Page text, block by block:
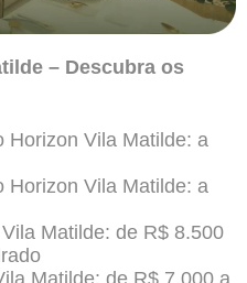
– Descubra os
Horizon Vila Matilde: a
Horizon Vila Matilde: a
Matilde: de R$ 8.500
Matilde: de R$ 7.000 a